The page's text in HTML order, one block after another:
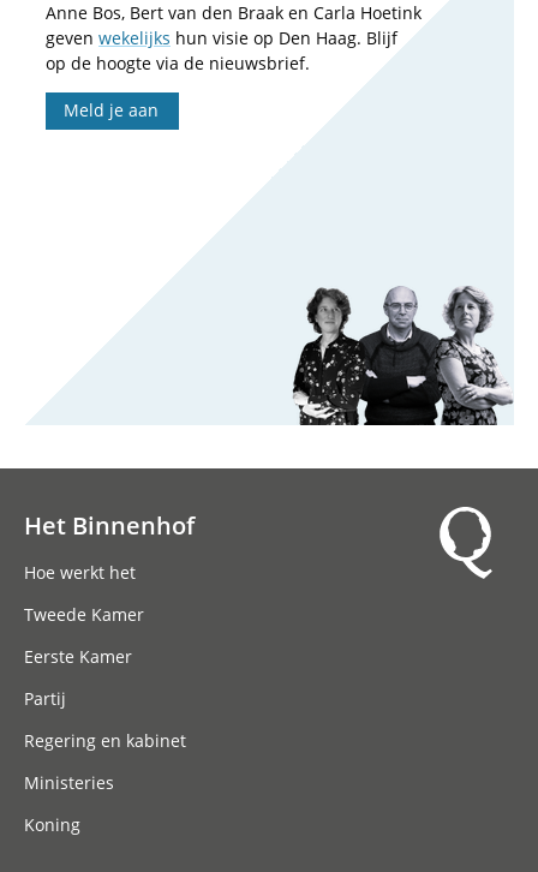
Anne Bos, Bert van den Braak en Carla Hoetink
geven wekelijks hun visie op Den Haag. Blijf
op de hoogte via de nieuwsbrief.
Meld je aan
Het Binnenhof
Hoe werkt het
Tweede Kamer
Eerste Kamer
Partij
Regering en kabinet
Ministeries
Koning